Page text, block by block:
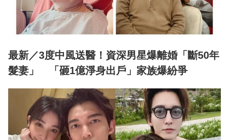
最新／3度中風送醫！資深男星爆離婚「斷50年
髮妻」 「砸1億淨身出戶」家族爆紛爭